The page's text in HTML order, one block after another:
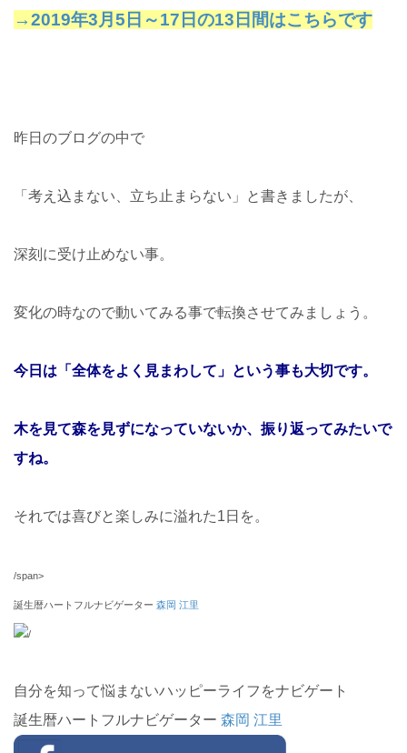
→2019年3月5日～17日の13日間はこちらです
昨日のブログの中で
「考え込まない、立ち止まらない」と書きましたが、
深刻に受け止めない事。
変化の時なので動いてみる事で転換させてみましょう。
今日は「全体をよく見まわして」という事も大切です。
木を見て森を見ずになっていないか、振り返ってみたいで
すね。
それでは喜びと楽しみに溢れた1日を。
/span>
誕生暦ハートフルナビゲーター 森岡 江里
/
自分を知って悩まないハッピーライフをナビゲート
誕生暦ハートフルナビゲーター 森岡 江里